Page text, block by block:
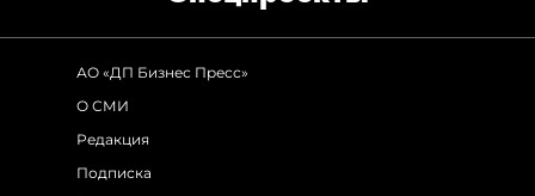
АО «ДП Бизнес Пресс»
О СМИ
Редакция
Подписка